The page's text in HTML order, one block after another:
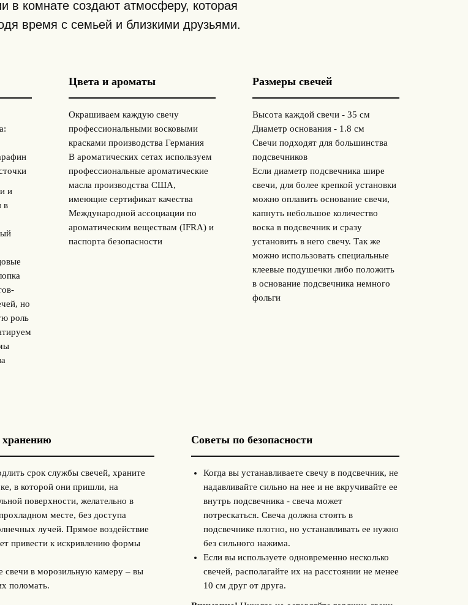
комнате создают атмосферу, которая
время с семьей и близкими друзьями.
и
в
но
роль
Цвета и ароматы
Окрашиваем каждую свечу
профессиональными восковыми
красками производства Германия
В ароматических сетах используем
профессиональные ароматические
масла производства США,
имеющие сертификат качества
Международной ассоциации по
ароматическим веществам (IFRA) и
паспорта безопасности
Размеры свечей
Высота каждой свечи - 35 см
Диаметр основания - 1.8 см
Свечи подходят для большинства
подсвечников
Если диаметр подсвечника шире
свечи, для более крепкой установки
можно оплавить основание свечи,
капнуть небольшое количество
воска в подсвечник и сразу
установить в него свечу. Так же
можно использовать специальные
клеевые подушечки либо положить
в основание подсвечника немного
фольги
срок службы свечей, храните
в которой они пришли, на
поверхности, желательно в
месте, без доступа
лучей. Прямое воздействие
привести к искривлению формы
свечи в морозильную камеру – вы
поломать.
Советы по безопасности
Когда вы устанавливаете свечу в подсвечник, не
надавливайте сильно на нее и не вкручивайте ее
внутрь подсвечника - свеча может
потрескаться. Свеча должна стоять в
подсвечнике плотно, но устанавливать ее нужно
без сильного нажима.
Если вы используете одновременно несколько
свечей, располагайте их на расстоянии не менее
10 см друг от друга.